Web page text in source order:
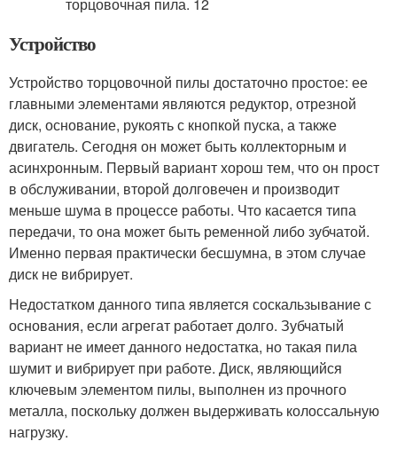
Устройство
Устройство торцовочной пилы достаточно простое: ее
главными элементами являются редуктор, отрезной
диск, основание, рукоять с кнопкой пуска, а также
двигатель. Сегодня он может быть коллекторным и
асинхронным. Первый вариант хорош тем, что он прост
в обслуживании, второй долговечен и производит
меньше шума в процессе работы. Что касается типа
передачи, то она может быть ременной либо зубчатой.
Именно первая практически бесшумна, в этом случае
диск не вибрирует.
Недостатком данного типа является соскальзывание с
основания, если агрегат работает долго. Зубчатый
вариант не имеет данного недостатка, но такая пила
шумит и вибрирует при работе. Диск, являющийся
ключевым элементом пилы, выполнен из прочного
металла, поскольку должен выдерживать колоссальную
нагрузку.